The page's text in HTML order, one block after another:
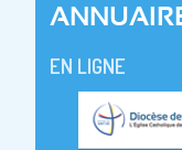
EN LIGNE